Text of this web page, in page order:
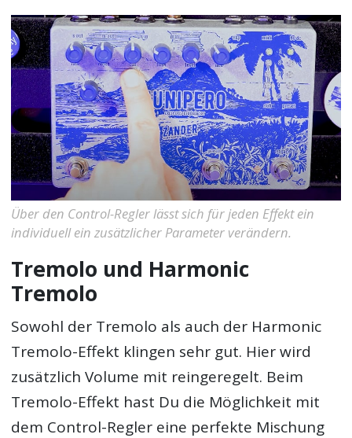
Über den Control-Regler lässt sich für jeden Effekt ein
individuell ein zusätzlicher Parameter verändern.
Tremolo und Harmonic
Tremolo
Sowohl der Tremolo als auch der Harmonic
Tremolo-Effekt klingen sehr gut. Hier wird
zusätzlich Volume mit reingeregelt. Beim
Tremolo-Effekt hast Du die Möglichkeit mit
dem Control-Regler eine perfekte Mischung